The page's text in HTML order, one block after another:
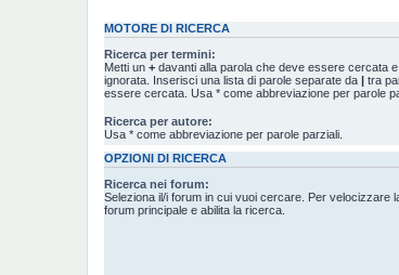
MOTORE DI RICERCA
Ricerca per termini:
Metti un + davanti alla parola che deve essere cercata
ignorata. Inserisci una lista di parole separate da
tra
essere cercata. Usa * come abbreviazione per parole
Ricerca per autore:
Usa * come abbreviazione per parole parziali.
OPZIONI DI RICERCA
Ricerca nei forum:
Seleziona il/i forum in cui vuoi cercare. Per velocizzare
forum principale e abilita la ricerca.